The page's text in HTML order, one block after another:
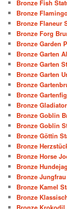
Bronze Fish
Bronze
Bronze Flaneur
Bronze Forg
Bronze Garden
Bronze Garten
Bronze Garten
Bronze Garten
Bronze
Bronze
Bronze
Bronze Goblin
Bronze Goblin
Bronze Göttin
Bronze
Bronze Horse
Bronze
Bronze
Bronze Kamel
Bronze
Bronze Krokodil